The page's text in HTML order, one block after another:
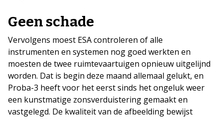
Geen schade
Vervolgens moest ESA controleren of alle
instrumenten en systemen nog goed werkten en
moesten de twee ruimtevaartuigen opnieuw uitgelijnd
worden. Dat is begin deze maand allemaal gelukt, en
Proba-3 heeft voor het eerst sinds het ongeluk weer
een kunstmatige zonsverduistering gemaakt en
vastgelegd. De kwaliteit van de afbeelding bewijst